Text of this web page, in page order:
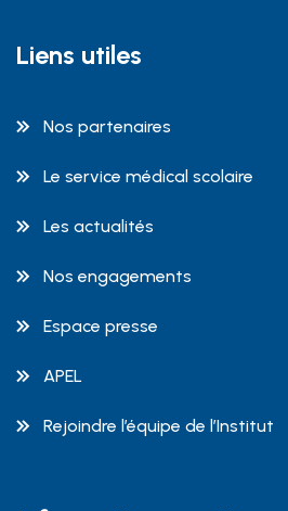
Liens utiles
Nos partenaires
Le service médical scolaire
Les actualités
Nos engagements
Espace presse
APEL
Rejoindre l’équipe de l’Institut